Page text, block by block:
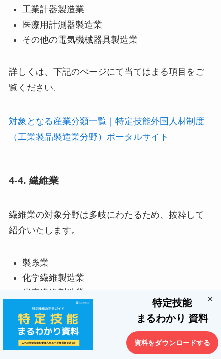
工業計器製造業
医療用計測器製造業
その他の電気機械器具製造業
詳しくは、下記のぺージにて当てはまる項目をご
覧ください。
対象となる産業分類一覧｜特定技能外国人材制度
（工業製品製造業分野）ポータルサイト
4-4. 繊維業
繊維業の対象分野は多岐にわたるため、抜粋して
紹介いたします。
製糸業
化学繊維製造業
炭素繊維製造業
綿・スフ織物業
麻織物業
細幅織物業
×
特定技能
まるわかり 資料
資料をダウンロードする